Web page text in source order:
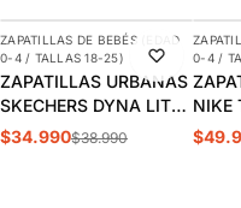
-10%
ZAPATILLAS DE BEBÉS (EDAD
0-4 / TALLAS 18-25)
ZAPATILLAS URBANAS
SKECHERS DYNA LITE
BEBÉS | 403904N-
$34.990$38.990
-
0-4 /
NIKE
10